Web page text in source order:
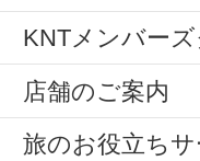
KNTメンバー
店舗のご案内
旅のお役立ちサ